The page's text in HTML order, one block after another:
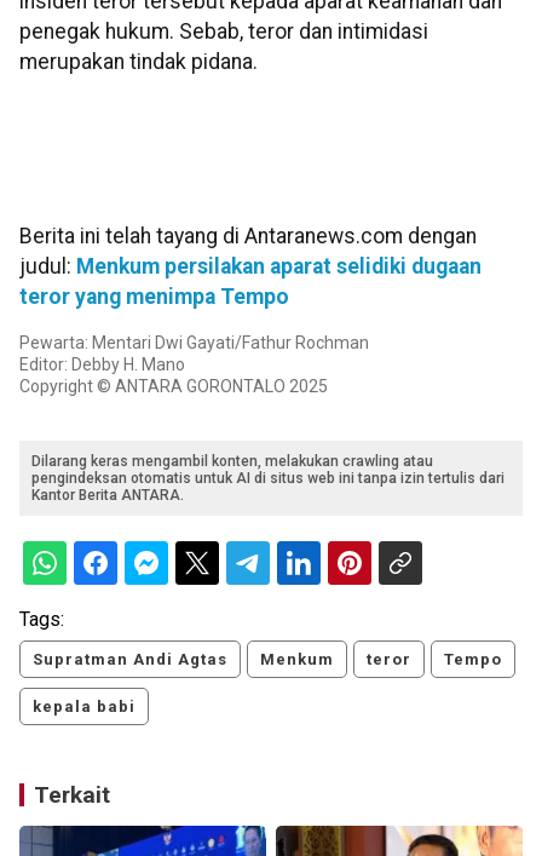
penegak hukum. Sebab, teror dan intimidasi
merupakan tindak pidana.
Berita ini telah tayang di Antaranews.com dengan
judul: Menkum persilakan aparat selidiki dugaan
teror yang menimpa Tempo
Pewarta: Mentari Dwi Gayati/Fathur Rochman
Editor: Debby H. Mano
Copyright © ANTARA GORONTALO 2025
Dilarang keras mengambil konten, melakukan crawling atau
pengindeksan otomatis untuk AI di situs web ini tanpa izin tertulis dari
Kantor Berita ANTARA.
Tags:
Supratman Andi Agtas Menkum teror Tempo
kepala babi
Terkait